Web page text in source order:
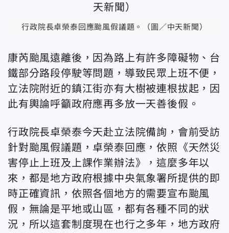
行政院長卓榮泰回應颱風假議題。（圖／中天新聞）
康芮颱風遠離後，因為路上有許多障礙物、台
鐵部分路段停駛等問題，導致民眾上班不便，
立法院附近的鎮江街亦有大樹被連根拔起，因
此有輿論呼籲政府應再多放一天善後假。
行政院長卓榮泰今天赴立法院備詢，會前受訪
針對颱風假議題，卓榮泰回應，依照《天然災
害停止上班及上課作業辦法》，這麼多年以
來，都是地方政府根據中央氣象署所提供的即
時正確資訊，依照各個地方的需要宣布颱風
假，無論是平地或山區，都有各種不同的狀
況，所以這套制度現在也行之多年，地方政府